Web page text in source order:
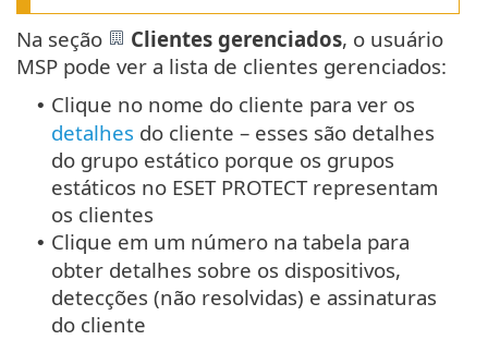
Na seção
Clientes gerenciados, o usuário
MSP pode ver a lista de clientes gerenciados:
• Clique no nome do cliente para ver os
detalhes do cliente – esses são detalhes
do grupo estático porque os grupos
estáticos no ESET PROTECT representam
os clientes
• Clique em um número na tabela para
obter detalhes sobre os dispositivos,
detecções (não resolvidas) e assinaturas
do cliente